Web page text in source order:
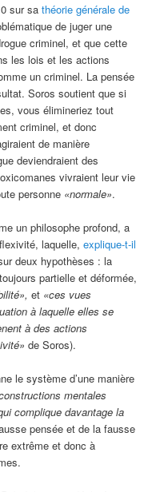
sur sathéorie générale de
de juger une
criminel, et que cette
les lois et les actions
un criminel. La pensée
Soros soutient que si
vous élimineriez tout
criminel, et donc
de manière
deviendraient des
vivraient leur vie
personne «normale».
un philosophe profond, a
laquelle,explique-t-il
deux hypothèses : la
partielle et déformée,
et «ces vues
à laquelle elles se
à des actions
de Soros).
le système d’une manière
mentales
complique davantage la
pensée et de la fausse
extrême et donc à